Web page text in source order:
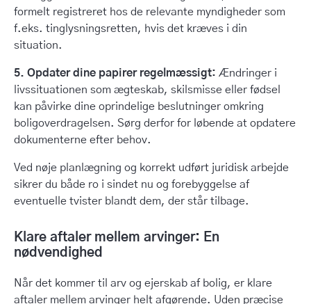
formelt registreret hos de relevante myndigheder som
f.eks. tinglysningsretten, hvis det kræves i din
situation.
5. Opdater dine papirer regelmæssigt: Ændringer i
livssituationen som ægteskab, skilsmisse eller fødsel
kan påvirke dine oprindelige beslutninger omkring
boligoverdragelsen. Sørg derfor for løbende at opdatere
dokumenterne efter behov.
Ved nøje planlægning og korrekt udført juridisk arbejde
sikrer du både ro i sindet nu og forebyggelse af
eventuelle tvister blandt dem, der står tilbage.
Klare aftaler mellem arvinger: En
nødvendighed
Når det kommer til arv og ejerskab af bolig, er klare
aftaler mellem arvinger helt afgørende. Uden præcise